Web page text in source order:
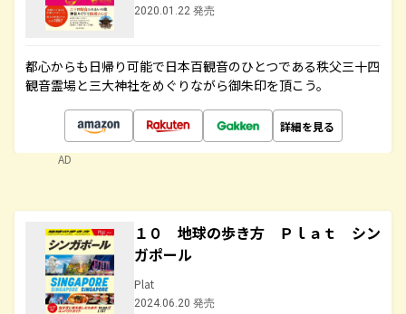
2020.01.22 発売
都心からも日帰り可能で日本百観音のひとつである秩父三十四
観音霊場と三大神社をめぐりながら御朱印を頂こう。
詳細を見る
AD
１０ 地球の歩き方 Ｐｌａｔ シン
ガポール
Plat
2024.06.20 発売